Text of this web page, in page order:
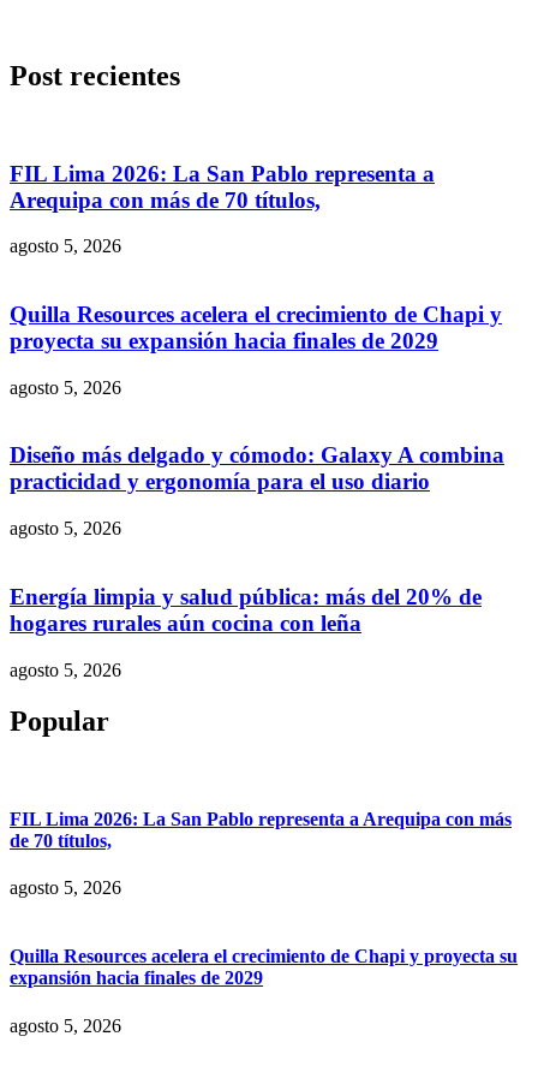
Post recientes
FIL Lima 2026: La San Pablo representa a
Arequipa con más de 70 títulos,
agosto 5, 2026
Quilla Resources acelera el crecimiento de Chapi y
proyecta su expansión hacia finales de 2029
agosto 5, 2026
Diseño más delgado y cómodo: Galaxy A combina
practicidad y ergonomía para el uso diario
agosto 5, 2026
Energía limpia y salud pública: más del 20% de
hogares rurales aún cocina con leña
agosto 5, 2026
Popular
FIL Lima 2026: La San Pablo representa a Arequipa con más
de 70 títulos,
agosto 5, 2026
Quilla Resources acelera el crecimiento de Chapi y proyecta su
expansión hacia finales de 2029
agosto 5, 2026